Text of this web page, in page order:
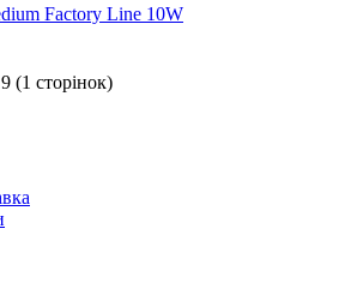
Factory Line 10W
(1 сторінок)